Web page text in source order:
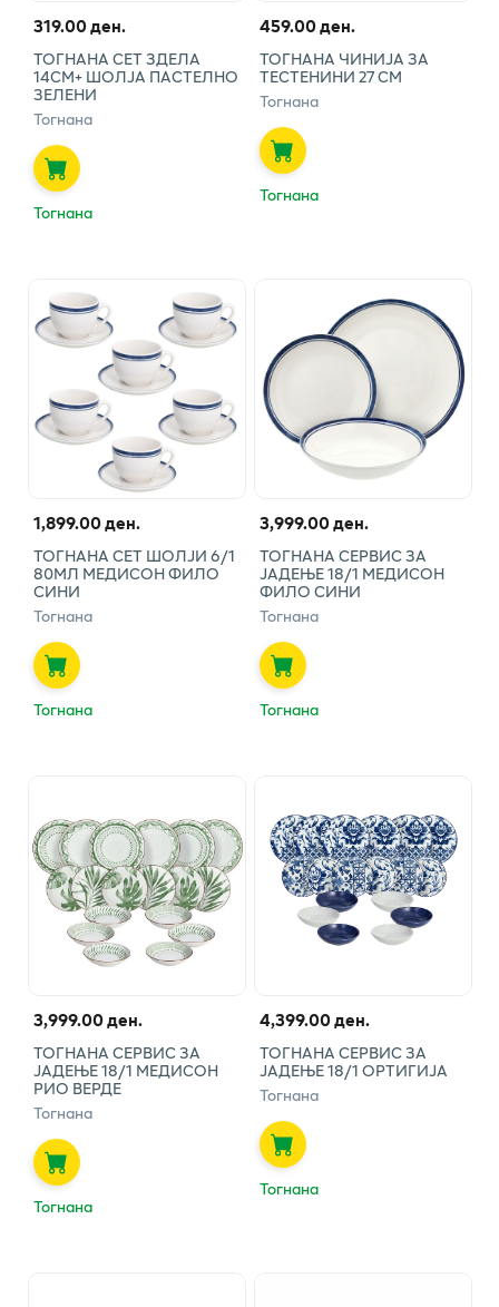
319.00 ден.
ТОГНАНА СЕТ ЗДЕЛА
14СМ+ ШОЛЈА ПАСТЕЛНО
ЗЕЛЕНИ
Тогнана
Тогнана
459.00 ден.
ТОГНАНА ЧИНИЈА ЗА
ТЕСТЕНИНИ 27 СМ
Тогнана
Тогнана
1,899.00 ден.
ТОГНАНА СЕТ ШОЛЈИ 6/1
80МЛ МЕДИСОН ФИЛО
СИНИ
Тогнана
Тогнана
3,999.00 ден.
ТОГНАНА СЕРВИС ЗА
ЈАДЕЊЕ 18/1 МЕДИСОН
ФИЛО СИНИ
Тогнана
Тогнана
3,999.00 ден.
ТОГНАНА СЕРВИС ЗА
ЈАДЕЊЕ 18/1 МЕДИСОН
РИО ВЕРДЕ
Тогнана
Тогнана
4,399.00 ден.
ТОГНАНА СЕРВИС ЗА
ЈАДЕЊЕ 18/1 ОРТИГИЈА
Тогнана
Тогнана